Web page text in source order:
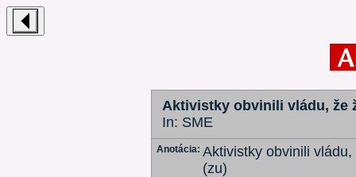
Aktivistky obvinili vládu, že
In: SME
Anotácia: Aktivistky obvinili
(zu)